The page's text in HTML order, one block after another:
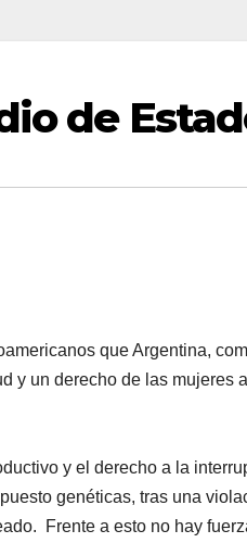
de
que Argentina,
y un derecho de las mujeres
y el derecho a la
genéticas, tras una
Frente a esto no hay